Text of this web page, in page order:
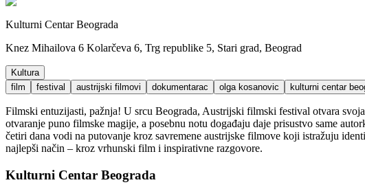
Kulturni Centar Beograda
Knez Mihailova 6 Kolarčeva 6, Trg republike 5, Stari grad, Beograd
Kultura
film
festival austrijski filmovi dokumentarac olga kosanovic kulturni centar
Filmski entuzijasti, pažnja! U srcu Beograda, Austrijski filmski festival otvara
otvaranje puno filmske magije, a posebnu notu događaju daje prisustvo same
četiri dana vodi na putovanje kroz savremene austrijske filmove koji istražuju
najlepši način – kroz vrhunski film i inspirativne razgovore.
Kulturni Centar Beograda